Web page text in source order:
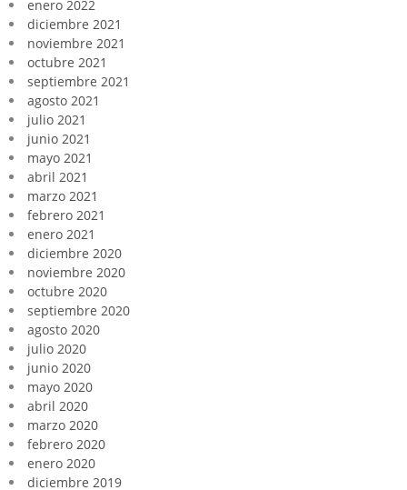
enero 2022
diciembre 2021
noviembre 2021
octubre 2021
septiembre 2021
agosto 2021
julio 2021
junio 2021
mayo 2021
abril 2021
marzo 2021
febrero 2021
enero 2021
diciembre 2020
noviembre 2020
octubre 2020
septiembre 2020
agosto 2020
julio 2020
junio 2020
mayo 2020
abril 2020
marzo 2020
febrero 2020
enero 2020
diciembre 2019